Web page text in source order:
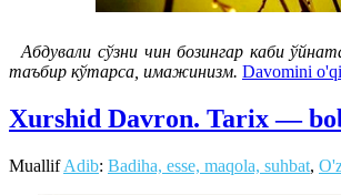
Абдували сўзни чин бозингар каби
таъбир кўтарса, имажинизм. Davomini
Xurshid Davron. Tarix —
MuallifAdib: Badiha, esse, maqola, suhbat,